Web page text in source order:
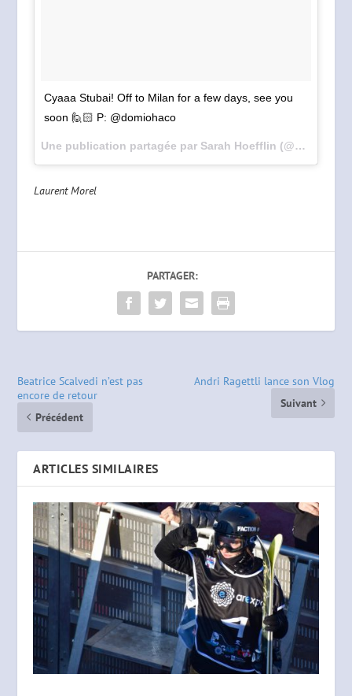
Cyaaa Stubai! Off to Milan for a few days, see you
soon 🙋🏻 P: @domiohaco
Une publication partagée par Sarah Hoefflin (@sarahhoefflin) le
Laurent Morel
PARTAGER:
Beatrice Scalvedi n’est pas
encore de retour
Précédent
Andri Ragettli lance son Vlog
Suivant
ARTICLES SIMILAIRES